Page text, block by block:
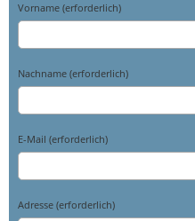
Vorname (erforderlich)
Nachname (erforderlich)
E-Mail (erforderlich)
Adresse (erforderlich)